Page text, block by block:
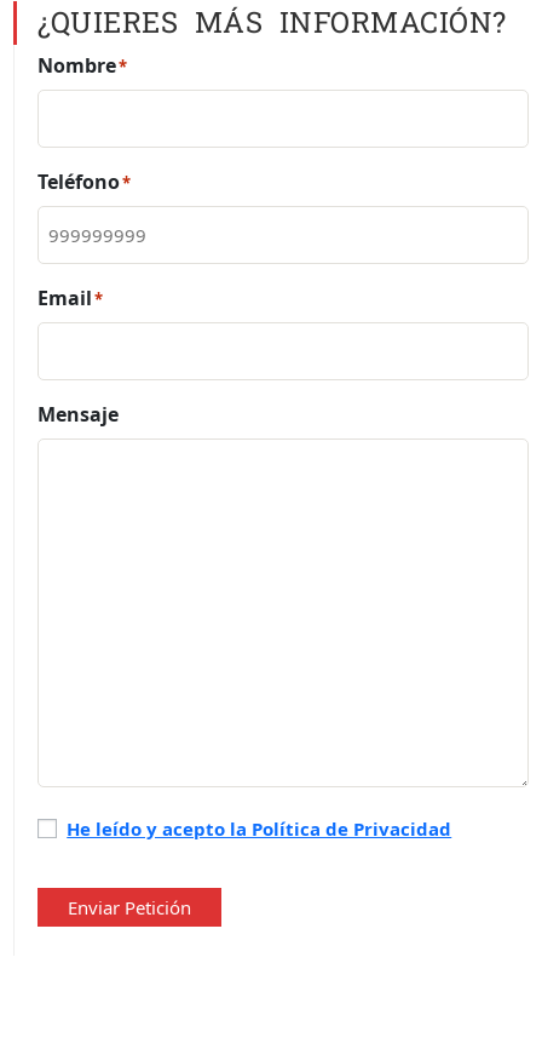
¿QUIERES MÁS INFORMACIÓN?
Nombre*
Teléfono*
Email*
Mensaje
Política
privacidad*
He leído y acepto la Política de Privacidad
Enviar Petición